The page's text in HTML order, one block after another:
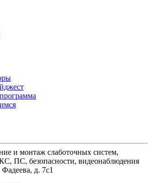
и монтаж слаботочных систем,
ПС, безопасности, видеонаблюдения
д. 7с1